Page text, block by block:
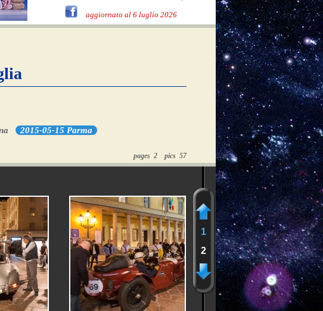
aggiornato al 6 luglio 2026
2015-05-15 Parma
pages 2 pics 57
1
2